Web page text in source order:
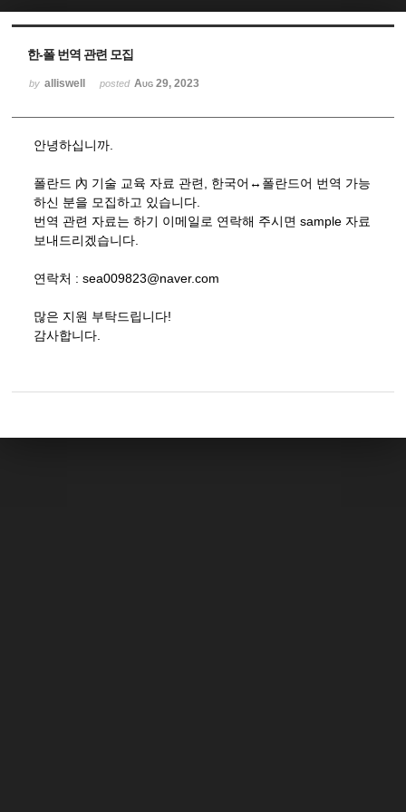
한-폴 번역 관련 모집
by alliswell posted Aug 29, 2023
안녕하십니까.
폴란드 內 기술 교육 자료 관련, 한국어↔폴란드어 번역 가능
하신 분을 모집하고 있습니다.
번역 관련 자료는 하기 이메일로 연락해 주시면 sample 자료
보내드리겠습니다.
연락처 : sea009823@naver.com
많은 지원 부탁드립니다!
감사합니다.
Sketchbook5, 스케치북5